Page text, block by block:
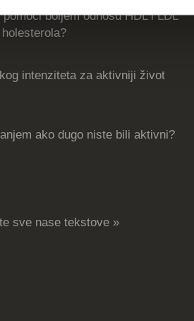
boljem odnosu HDL i LDL
holesterola?
intenziteta za aktivniji život
ako dugo niste bili aktivni?
sve nase tekstove »